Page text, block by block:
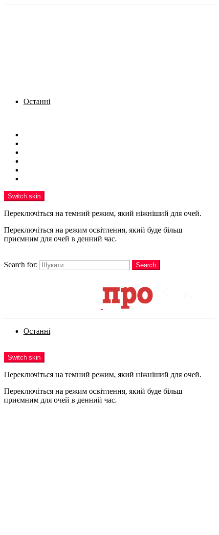
Останні
Switch skin
Переключіться на темний режим, який ніжніший для очей.
Переключіться на режим освітлення, який буде більш
приємним для очей в денний час.
Search for:
Search
Останні
Switch skin
Переключіться на темний режим, який ніжніший для очей.
Переключіться на режим освітлення, який буде більш
приємним для очей в денний час.